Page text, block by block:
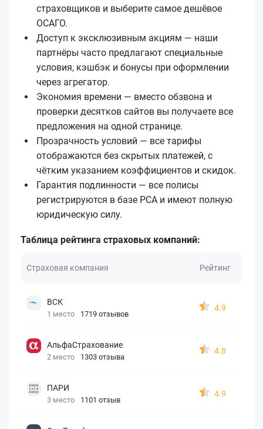
страховщиков и выберите самое дешёвое
ОСАГО.
Доступ к эксклюзивным акциям — наши
партнёры часто предлагают специальные
условия, кэшбэк и бонусы при оформлении
через агрегатор.
Экономия времени — вместо обзвона и
проверки десятков сайтов вы получаете все
предложения на одной странице.
Прозрачность условий — все тарифы
отображаются без скрытых платежей, с
чётким указанием коэффициентов и скидок.
Гарантия подлинности — все полисы
регистрируются в базе РСА и имеют полную
юридическую силу.
Таблица рейтинга страховых компаний:
Страховая компания Рейтинг
ВСК
1 место 1719 отзывов
4.9
АльфаСтрахование
2 место 1303 отзыва
4.8
ПАРИ
3 место 1101 отзыв
4.9